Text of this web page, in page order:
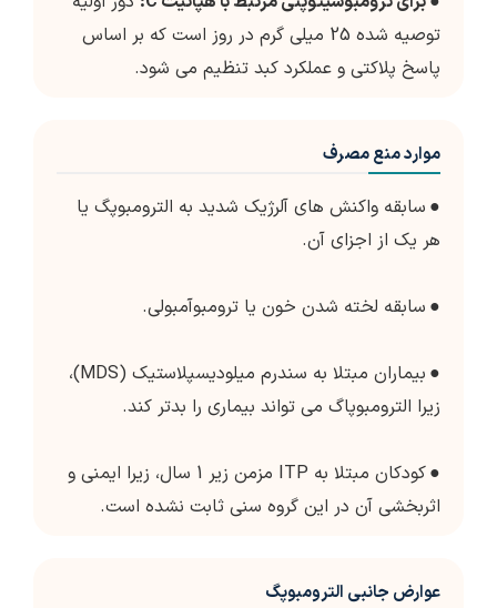
توصیه شده 25 میلی گرم در روز است که بر اساس
پاسخ پلاکتی و عملکرد کبد تنظیم می شود.
موارد منع مصرف
● سابقه واکنش های آلرژیک شدید به الترومبوپگ یا
هر یک از اجزای آن.
● سابقه لخته شدن خون یا ترومبوآمبولی.
●
بیماران مبتلا به سندرم میلودیسپلاستیک (MDS)،
زیرا الترومبوپاگ می تواند بیماری را بدتر کند.
●
کودکان مبتلا به ITP مزمن زیر 1 سال، زیرا ایمنی و
اثربخشی آن در این گروه سنی ثابت نشده است.
عوارض جانبی الترومبوپگ